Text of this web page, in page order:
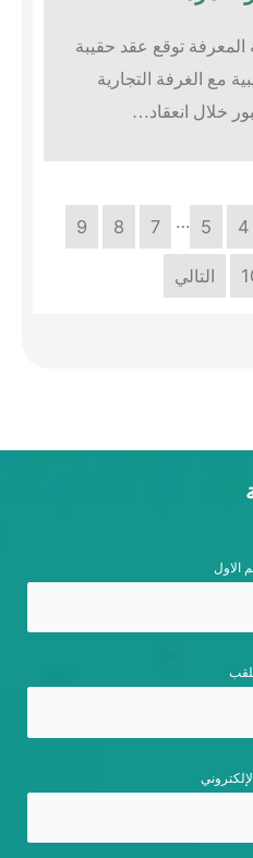
توقع عقد حقيبة
مع الغرفة التجارية
خلال انعقاد…
4
5
…
7
8
9
التالي
الاول